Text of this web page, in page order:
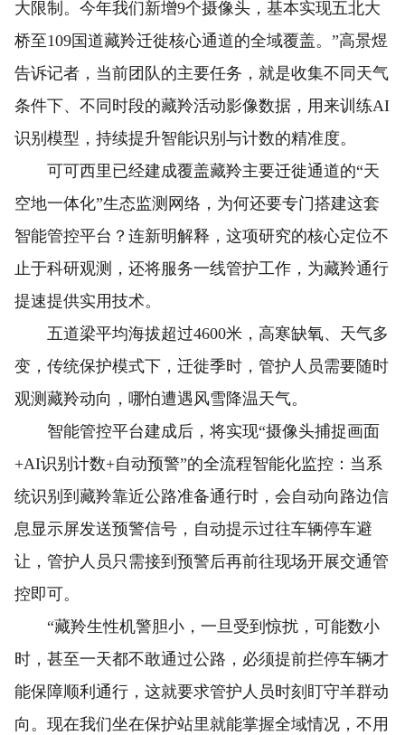
大限制。今年我们新增9个摄像头，基本实现五北大
桥至109国道藏羚迁徙核心通道的全域覆盖。”高景煜
告诉记者，当前团队的主要任务，就是收集不同天气
条件下、不同时段的藏羚活动影像数据，用来训练AI
识别模型，持续提升智能识别与计数的精准度。
可可西里已经建成覆盖藏羚主要迁徙通道的“天
空地一体化”生态监测网络，为何还要专门搭建这套
智能管控平台？连新明解释，这项研究的核心定位不
止于科研观测，还将服务一线管护工作，为藏羚通行
提速提供实用技术。
五道梁平均海拔超过4600米，高寒缺氧、天气多
变，传统保护模式下，迁徙季时，管护人员需要随时
观测藏羚动向，哪怕遭遇风雪降温天气。
智能管控平台建成后，将实现“摄像头捕捉画面
+AI识别计数+自动预警”的全流程智能化监控：当系
统识别到藏羚靠近公路准备通行时，会自动向路边信
息显示屏发送预警信号，自动提示过往车辆停车避
让，管护人员只需接到预警后再前往现场开展交通管
控即可。
“藏羚生性机警胆小，一旦受到惊扰，可能数小
时，甚至一天都不敢通过公路，必须提前拦停车辆才
能保障顺利通行，这就要求管护人员时刻盯守羊群动
向。现在我们坐在保护站里就能掌握全域情况，不用